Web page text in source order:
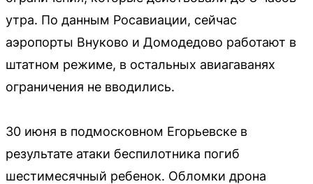
утра. По данным Росавиации, сейчас
аэропорты Внуково и Домодедово работают в
штатном режиме, в остальных авиагаванях
ограничения не вводились.
30 июня в подмосковном Егорьевске в
результате атаки беспилотника погиб
шестимесячный ребенок. Обломки дрона